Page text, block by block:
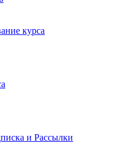
курса
и Рассылки